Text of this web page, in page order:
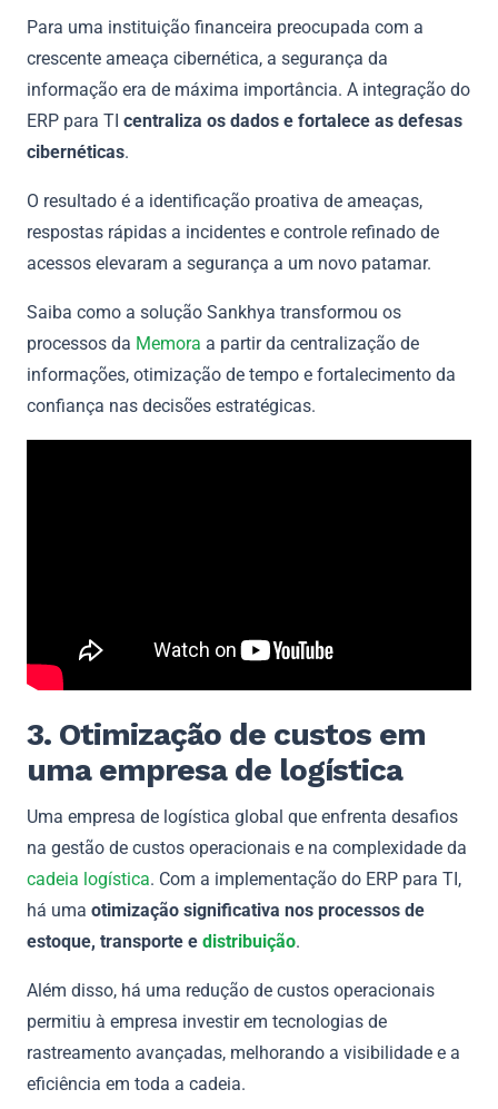
Para uma instituição financeira preocupada com a
crescente ameaça cibernética, a segurança da
informação era de máxima importância. A integração do
ERP para TI centraliza os dados e fortalece as defesas
cibernéticas.
O resultado é a identificação proativa de ameaças,
respostas rápidas a incidentes e controle refinado de
acessos elevaram a segurança a um novo patamar.
Saiba como a solução Sankhya transformou os
processos da Memora a partir da centralização de
informações, otimização de tempo e fortalecimento da
confiança nas decisões estratégicas.
3. Otimização de custos em
uma empresa de logística
Uma empresa de logística global que enfrenta desafios
na gestão de custos operacionais e na complexidade da
cadeia logística. Com a implementação do ERP para TI,
há uma otimização significativa nos processos de
estoque, transporte e distribuição.
Além disso, há uma redução de custos operacionais
permitiu à empresa investir em tecnologias de
rastreamento avançadas, melhorando a visibilidade e a
eficiência em toda a cadeia.